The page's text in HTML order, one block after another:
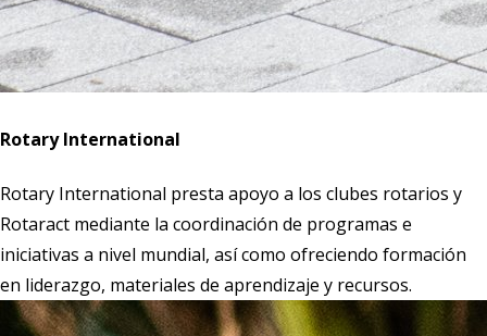
Rotary International
Rotary International presta apoyo a los clubes rotarios y
Rotaract mediante la coordinación de programas e
iniciativas a nivel mundial, así como ofreciendo formación
en liderazgo, materiales de aprendizaje y recursos.